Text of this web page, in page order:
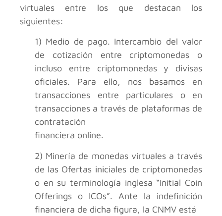
virtuales entre los que destacan los
siguientes:
1) Medio de pago. Intercambio del valor
de cotización entre criptomonedas o
incluso entre criptomonedas y divisas
oficiales. Para ello, nos basamos en
transacciones entre particulares o en
transacciones a través de plataformas de
contratación
financiera online.
2) Minería de monedas virtuales a través
de las Ofertas iniciales de criptomonedas
o en su terminología inglesa “Initial Coin
Offerings o ICOs”. Ante la indefinición
financiera de dicha figura, la CNMV está